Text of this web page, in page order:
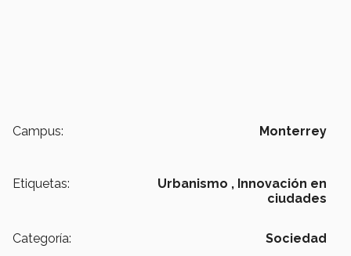
Campus: Monterrey
Etiquetas: Urbanismo , Innovación en
ciudades
Categoría: Sociedad